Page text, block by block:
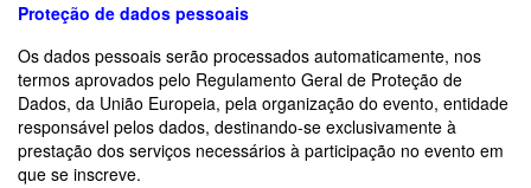
Proteção de dados pessoais
Os dados pessoais serão processados automaticamente, nos
termos aprovados pelo Regulamento Geral de Proteção de
Dados, da União Europeia, pela organização do evento, entidade
responsável pelos dados, destinando-se exclusivamente à
prestação dos serviços necessários à participação no evento em
que se inscreve.